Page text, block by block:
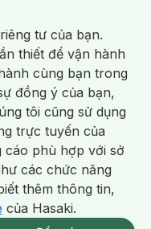
Hơi /Nước Rửa Tay/
/Bàn Chải Điện/
/ Nước Súc Miệng/
Sinh/Dưỡng Vùng Kín/
/Bọt Cạo Râu /Dao Cạo Râu/
Lão Hóa/ Da Mụn/
/ Tàn Nhang
Rửa Mặt Máy Chăm Sóc Da
tư của bạn.
thiết để vận hành
cùng bạn trong
đồng ý của bạn,
tôi cũng sử dụng
trực tuyến của
cáo phù hợp với sở
các chức năng
thêm thông tin,
của Hasaki.